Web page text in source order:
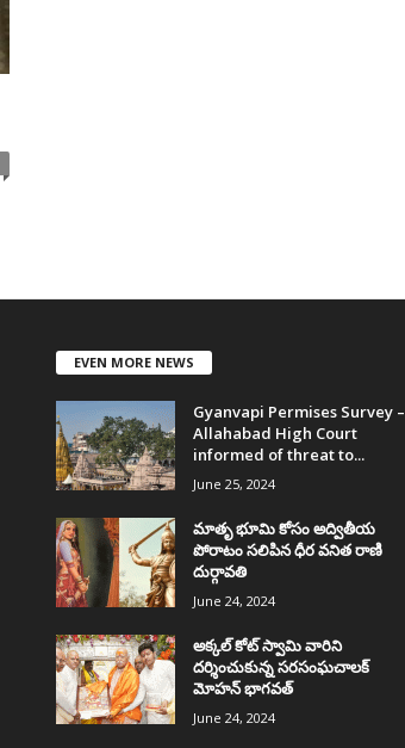
EVEN MORE NEWS
Gyanvapi Permises Survey –
Allahabad High Court
informed of threat to...
June 25, 2024
మాతృ భూమి కోసం అద్వితీయ
పోరాటం సలిపిన ధీర వనిత రాణి
దుర్గావతి
June 24, 2024
అక్కల్‌ కోట్‌ స్వామి వారిని
దర్శించుకున్న సరసంఘచాలక్
మోహన్ భాగవత్
June 24, 2024